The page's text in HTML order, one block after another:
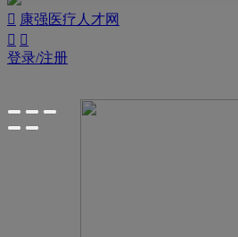
 康强医疗人才网
 
登录/注册